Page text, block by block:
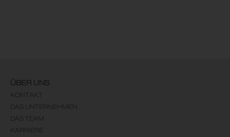
ÜBER UNS
KONTAKT
DAS UNTERNEHMEN
DAS TEAM
KARRIERE